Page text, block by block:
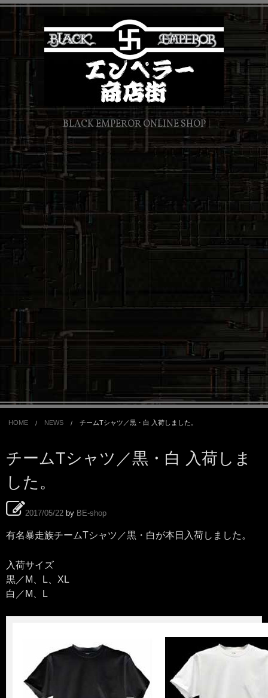
BLACK EMPEROR ONLINE SHOP
HOME NEWS チームTシャツ／黒・白 入荷しました。
チームTシャツ／黒・白 入荷しま
した。
2017/05/22 by BE-shop
有名暴走族チームTシャツ／黒・白が本日入荷しました。
入荷サイズ
黒／M、L、XL
白／M、L